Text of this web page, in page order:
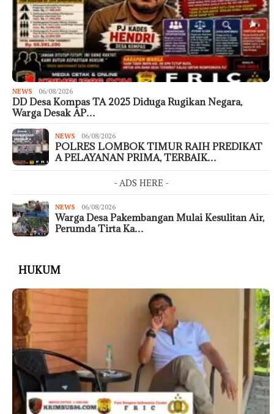
NEWS 06/08/2026
DD Desa Kompas TA 2025 Diduga Rugikan Negara,
Warga Desak AP…
NEWS 06/08/2026
POLRES LOMBOK TIMUR RAIH PREDIKAT
A PELAYANAN PRIMA, TERBAIK…
- ADS HERE -
NEWS 06/08/2026
Warga Desa Pakembangan Mulai Kesulitan Air,
Perumda Tirta Ka…
HUKUM